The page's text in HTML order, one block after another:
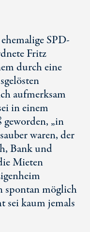
SPD-
Fritz
durch eine
aufmerksam
in einem
„in
waren, der
Bank und
Mieten
spontan möglich
sei kaum jemals